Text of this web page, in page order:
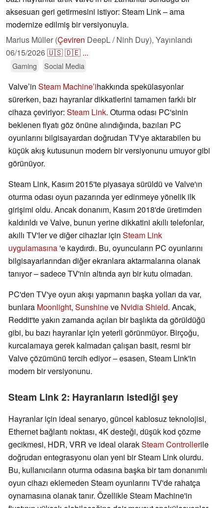
aksesuarı geri getirmesini istiyor: Steam Link – ama
modernize edilmiş bir versiyonuyla.
Marius Müller (Çeviren DeepL / Ninh Duy), Yayınlandı
06/15/2026🇺🇸🇩🇪 ...
Gaming Social Media
Valve’in Steam Machine’ihakkında spekülasyonlar
sürerken, bazı hayranlar dikkatlerini tamamen farklı bir
cihaza çeviriyor: Steam Link. Oturma odası PC'sinin
beklenen fiyatı göz önüne alındığında, bazıları PC
oyunlarını bilgisayardan doğrudan TV'ye aktarabilen bu
küçük akış kutusunun modern bir versiyonunu umuyor gibi
görünüyor.
Steam Link, Kasım 2015'te piyasaya sürüldü ve Valve'ın
oturma odası oyun pazarında yer edinmeye yönelik ilk
girişimi oldu. Ancak donanım, Kasım 2018'de üretimden
kaldırıldı ve Valve, bunun yerine dikkatini akıllı telefonlar,
akıllı TV'ler ve diğer cihazlar için Steam Link
uygulamasına'e kaydırdı. Bu, oyuncuların PC oyunlarını
bilgisayarlarından diğer ekranlara aktarmalarına olanak
tanıyor – sadece TV'nin altında ayrı bir kutu olmadan.
PC'den TV'ye oyun akışı yapmanın başka yolları da var,
bunlara Moonlight, Sunshineve Nvidia Shield. Ancak,
Reddit'te yakın zamanda açılan bir başlıkta da görüldüğü
gibi, bu bazı hayranlar için yeterli görünmüyor. Birçoğu,
kurcalamaya gerek kalmadan çalışan basit, resmi bir
Valve çözümünü tercih ediyor – esasen, Steam Link'in
modern bir versiyonunu.
Steam Link 2: Hayranların istediği şey
Hayranlar için ideal senaryo, güncel kablosuz teknolojisi,
Ethernet bağlantı noktası, 4K desteği, düşük kod çözme
gecikmesi, HDR, VRR ve ideal olarakSteam Controllerile
doğrudan entegrasyonu olan yeni bir Steam Link olurdu.
Bu, kullanıcıların oturma odasına başka bir tam donanımlı
oyun cihazı eklemeden Steam oyunlarını TV'de rahatça
oynamasına olanak tanır. Özellikle Steam Machine'in